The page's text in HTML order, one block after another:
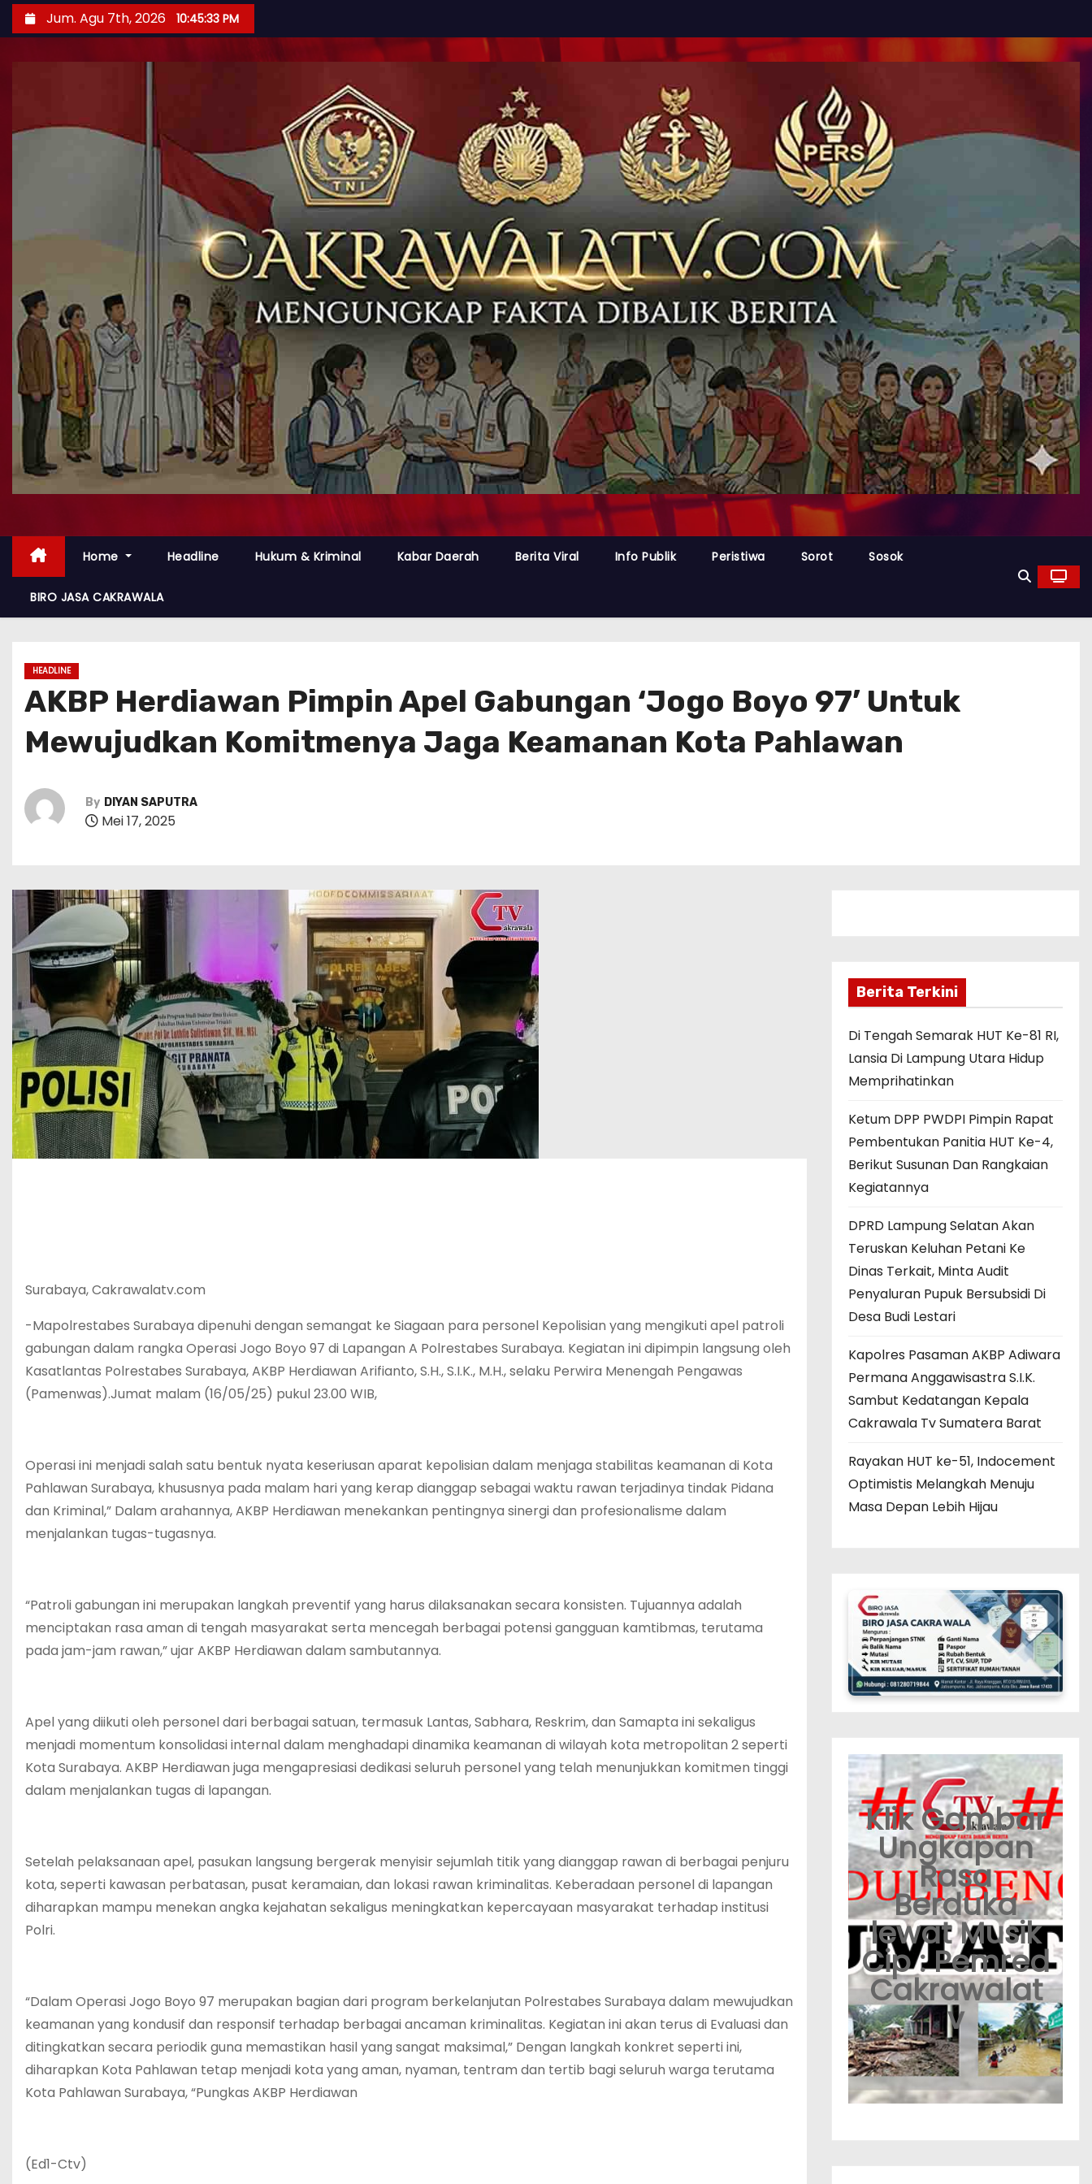
Jum. Agu 7th, 2026 10:45:34 PM
Home Headline Hukum & Kriminal Kabar Daerah Berita Viral Info Publik Peristiwa Sorot Sosok
BIRO JASA CAKRAWALA
HEADLINE
AKBP Herdiawan Pimpin Apel Gabungan ‘Jogo Boyo 97’ Untuk
Mewujudkan Komitmenya Jaga Keamanan Kota Pahlawan
By DIYAN SAPUTRA
Mei 17, 2025
Surabaya, Cakrawalatv.com
-Mapolrestabes Surabaya dipenuhi dengan semangat ke Siagaan para personel Kepolisian yang mengikuti apel patroli
gabungan dalam rangka Operasi Jogo Boyo 97 di Lapangan A Polrestabes Surabaya. Kegiatan ini dipimpin langsung oleh
Kasatlantas Polrestabes Surabaya, AKBP Herdiawan Arifianto, S.H., S.I.K., M.H., selaku Perwira Menengah Pengawas
(Pamenwas).Jumat malam (16/05/25) pukul 23.00 WIB,
Operasi ini menjadi salah satu bentuk nyata keseriusan aparat kepolisian dalam menjaga stabilitas keamanan di Kota
Pahlawan Surabaya, khususnya pada malam hari yang kerap dianggap sebagai waktu rawan terjadinya tindak Pidana
dan Kriminal,” Dalam arahannya, AKBP Herdiawan menekankan pentingnya sinergi dan profesionalisme dalam
menjalankan tugas-tugasnya.
“Patroli gabungan ini merupakan langkah preventif yang harus dilaksanakan secara konsisten. Tujuannya adalah
menciptakan rasa aman di tengah masyarakat serta mencegah berbagai potensi gangguan kamtibmas, terutama
pada jam-jam rawan,” ujar AKBP Herdiawan dalam sambutannya.
Apel yang diikuti oleh personel dari berbagai satuan, termasuk Lantas, Sabhara, Reskrim, dan Samapta ini sekaligus
menjadi momentum konsolidasi internal dalam menghadapi dinamika keamanan di wilayah kota metropolitan 2 seperti
Kota Surabaya. AKBP Herdiawan juga mengapresiasi dedikasi seluruh personel yang telah menunjukkan komitmen tinggi
dalam menjalankan tugas di lapangan.
Setelah pelaksanaan apel, pasukan langsung bergerak menyisir sejumlah titik yang dianggap rawan di berbagai penjuru
kota, seperti kawasan perbatasan, pusat keramaian, dan lokasi rawan kriminalitas. Keberadaan personel di lapangan
diharapkan mampu menekan angka kejahatan sekaligus meningkatkan kepercayaan masyarakat terhadap institusi
Polri.
“Dalam Operasi Jogo Boyo 97 merupakan bagian dari program berkelanjutan Polrestabes Surabaya dalam mewujudkan
keamanan yang kondusif dan responsif terhadap berbagai ancaman kriminalitas. Kegiatan ini akan terus di Evaluasi dan
ditingkatkan secara periodik guna memastikan hasil yang sangat maksimal,” Dengan langkah konkret seperti ini,
diharapkan Kota Pahlawan tetap menjadi kota yang aman, nyaman, tentram dan tertib bagi seluruh warga terutama
Kota Pahlawan Surabaya, “Pungkas AKBP Herdiawan
(Ed1-Ctv)
Berita Terkini
Di Tengah Semarak HUT Ke-81 RI,
Lansia Di Lampung Utara Hidup
Memprihatinkan
Ketum DPP PWDPI Pimpin Rapat
Pembentukan Panitia HUT Ke-4,
Berikut Susunan Dan Rangkaian
Kegiatannya
DPRD Lampung Selatan Akan
Teruskan Keluhan Petani Ke
Dinas Terkait, Minta Audit
Penyaluran Pupuk Bersubsidi Di
Desa Budi Lestari
Kapolres Pasaman AKBP Adiwara
Permana Anggawisastra S.I.K.
Sambut Kedatangan Kepala
Cakrawala Tv Sumatera Barat
Rayakan HUT ke-51, Indocement
Optimistis Melangkah Menuju
Masa Depan Lebih Hijau
Klik Gambar
Ungkapan
Rasa
Berduka
lewat Musik
Cip : Pemred
Cakrawalat
v